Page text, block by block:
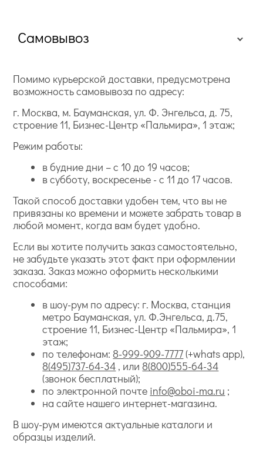
Самовывоз
Помимо курьерской доставки, предусмотрена
возможность самовывоза по адресу:
г. Москва, м. Бауманская, ул. Ф. Энгельса, д. 75,
строение 11, Бизнес-Центр «Пальмира», 1 этаж;
Режим работы:
в будние дни – с 10 до 19 часов;
в субботу, воскресенье - с 11 до 17 часов.
Такой способ доставки удобен тем, что вы не
привязаны ко времени и можете забрать товар в
любой момент, когда вам будет удобно.
Если вы хотите получить заказ самостоятельно,
не забудьте указать этот факт при оформлении
заказа. Заказ можно оформить несколькими
способами:
в шоу-рум по адресу: г. Москва, станция
метро Бауманская, ул. Ф.Энгельса, д.75,
строение 11, Бизнес-Центр «Пальмира», 1
этаж;
по телефонам: 8-999-909-7777(+whats app),
8(495)737-64-34 , или 8(800)555-64-34
(звонок бесплатный);
по электронной почте info@oboi-ma.ru ;
на сайте нашего интернет-магазина.
В шоу-рум имеются актуальные каталоги и
образцы изделий.